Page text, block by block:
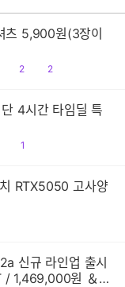
츠 5,900원(3장이
공
2
댓
2
4시간 타임딜 특
댓1
RTX5050 고사양
신규 라인업 출시